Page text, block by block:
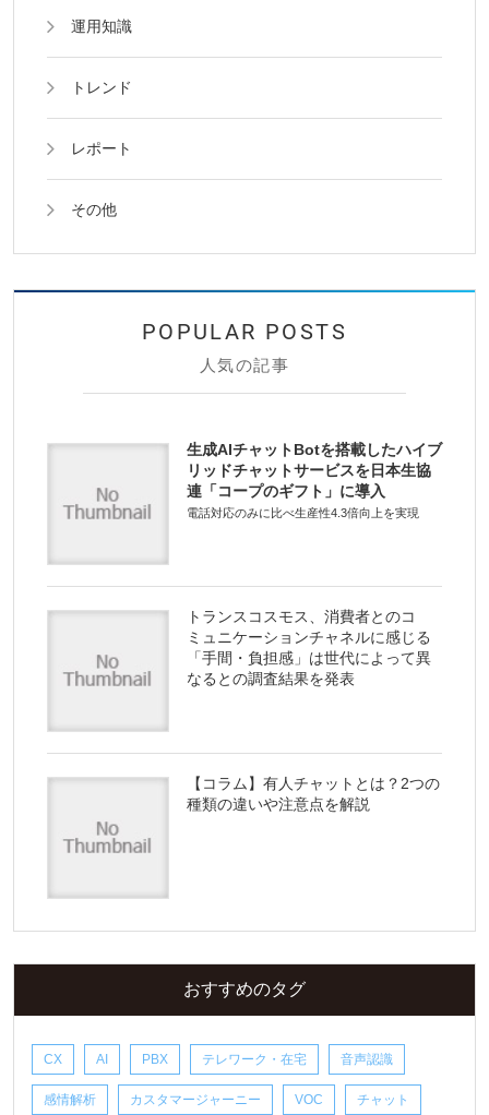
運用知識
トレンド
レポート
その他
人気の記事
生成AIチャットBotを搭載したハイブ
リッドチャットサービスを日本生協
連「コープのギフト」に導入
電話対応のみに比べ生産性4.3倍向上を実現
トランスコスモス、消費者とのコ
ミュニケーションチャネルに感じる
「手間・負担感」は世代によって異
なるとの調査結果を発表
【コラム】有人チャットとは？2つの
種類の違いや注意点を解説
おすすめのタグ
CX AI PBX テレワーク・在宅 音声認識
感情解析 カスタマージャーニー VOC チャット